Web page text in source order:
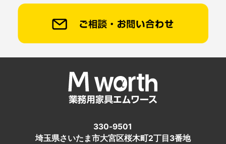
330-9501
埼玉県さいたま市大宮区桜木町2丁目3番地